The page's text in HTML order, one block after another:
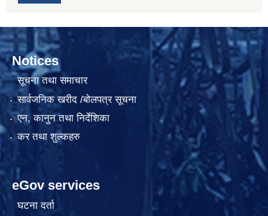
Notices
सूचना तथा समाचार
सार्वजनिक खरीद /बोलपत्र सूचना
एन, कानुन तथा निर्देशिका
कर तथा शुल्कहरु
eGov services
घटना दर्ता